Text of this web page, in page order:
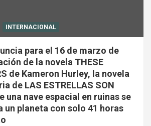
INTERNACIONAL
para el 16 de marzo de
de la novela THESE
de Kameron Hurley, la novela
de LAS ESTRELLAS SON
una nave espacial en ruinas se
un planeta con solo 41 horas